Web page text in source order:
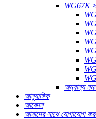
WG67K
অন্যান্য
আনুষাঙ্গিক
আবেদন
আমাদের সাথে যোগাযোগ